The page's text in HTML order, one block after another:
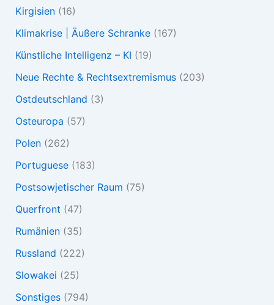
Kirgisien(16)
Klimakrise | Äußere Schranke(167)
Künstliche Intelligenz – KI (19)
Neue Rechte & Rechtsextremismus(203)
Ostdeutschland (3)
Osteuropa (57)
Polen(262)
Portuguese(183)
Postsowjetischer Raum (75)
Querfront (47)
Rumänien(35)
Russland (222)
Slowakei (25)
Sonstiges(794)